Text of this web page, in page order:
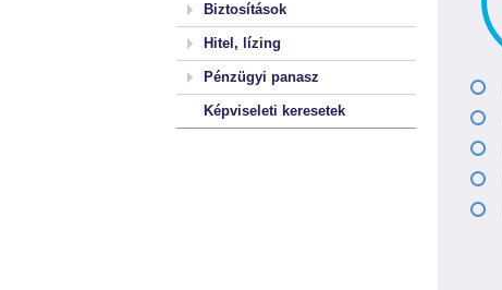
Biztosítások
Hitel, lízing
Pénzügyi panasz
Képviseleti keresetek